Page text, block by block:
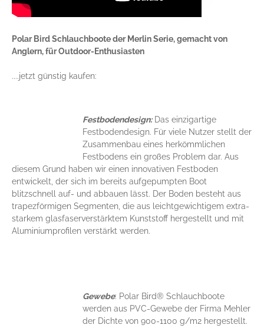
Polar Bird Schlauchboote der Merlin Serie, gemacht von
Anglern, für Outdoor-Enthusiasten
....jetzt günstig kaufen:
Festbodendesign:Das einzigartige
Festbodendesign. Für viele Nutzer stellt der
Zusammenbau eines herkömmlichen
Festbodens ein großes Problem dar. Aus
diesem Grund haben wir einen innovativen Festboden
entwickelt, der sich im bereits aufgepumpten Boot
blitzschnell auf- und abbauen lässt. Der Boden besteht aus
trapezförmigen Segmenten, die aus leichtgewichtigem extra-
starkem glasfaserverstärktem Kunststoff hergestellt und mit
Aluminiumprofilen verstärkt werden.
Gewebe: Polar Bird® Schlauchboote
werden aus PVC-Gewebe der Firma Mehler
der Dichte von 900-1100 g/m2 hergestellt.